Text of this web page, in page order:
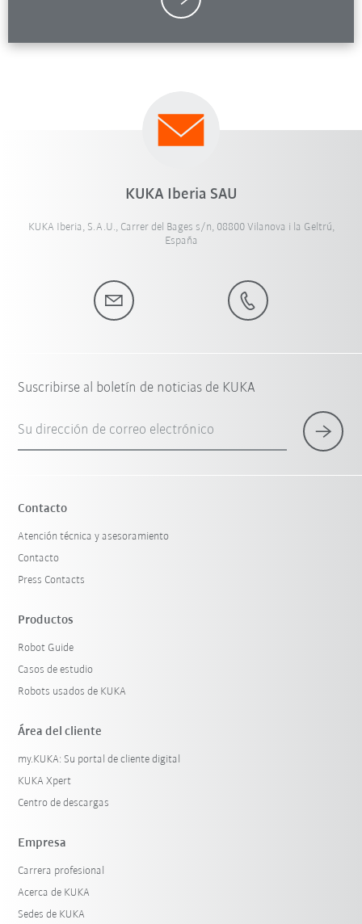
KUKA Iberia SAU
KUKA Iberia, S.A.U., Carrer del Bages s/n, 08800 Vilanova i la Geltrú,
España
Suscribirse al boletín de noticias de KUKA
Su dirección de correo electrónico
Contacto
Atención técnica y asesoramiento
Contacto
Press Contacts
Productos
Robot Guide
Casos de estudio
Robots usados de KUKA
Área del cliente
my.KUKA: Su portal de cliente digital
KUKA Xpert
Centro de descargas
Empresa
Carrera profesional
Acerca de KUKA
Sedes de KUKA